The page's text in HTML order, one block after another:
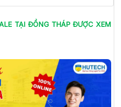
TẠI ĐỒNG THÁPĐƯỢC XEM